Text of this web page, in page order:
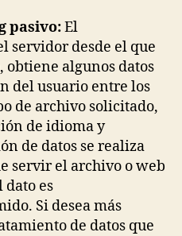
pasivo:El
servidor desde el que
obtiene algunos datos
del usuario entre los
de archivo solicitado,
de idioma y
de datos se realiza
servir el archivo o web
dato es
Si desea más
de datos que